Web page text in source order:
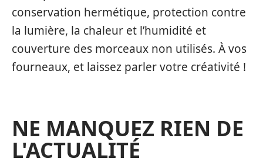
conservation hermétique, protection contre
la lumière, la chaleur et l’humidité et
couverture des morceaux non utilisés. À vos
fourneaux, et laissez parler votre créativité !
NE MANQUEZ RIEN DE
L'ACTUALITÉ